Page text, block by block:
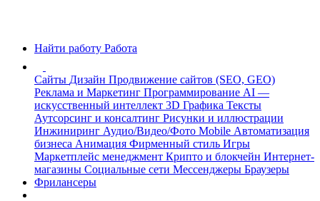
Найти работу Работа
Сайты Дизайн Продвижение сайтов (SEO, GEO)
Реклама и Маркетинг Программирование AI —
искусственный интеллект 3D Графика Тексты
Аутсорсинг и консалтинг Рисунки и иллюстрации
Инжиниринг Аудио/Видео/Фото Mobile Автоматизация
бизнеса Анимация Фирменный стиль Игры
Маркетплейс менеджмент Крипто и блокчейн Интернет-
магазины Социальные сети Мессенджеры Браузеры
Фрилансеры